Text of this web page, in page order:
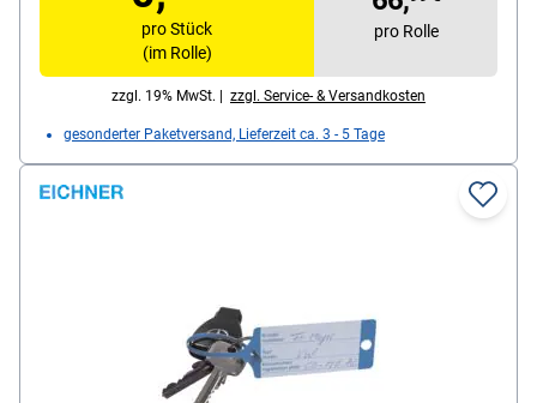
pro Stück
(im Rolle)
pro Rolle
zzgl. 19% MwSt. | zzgl. Service- & Versandkosten
gesonderter Paketversand, Lieferzeit ca. 3 - 5 Tage